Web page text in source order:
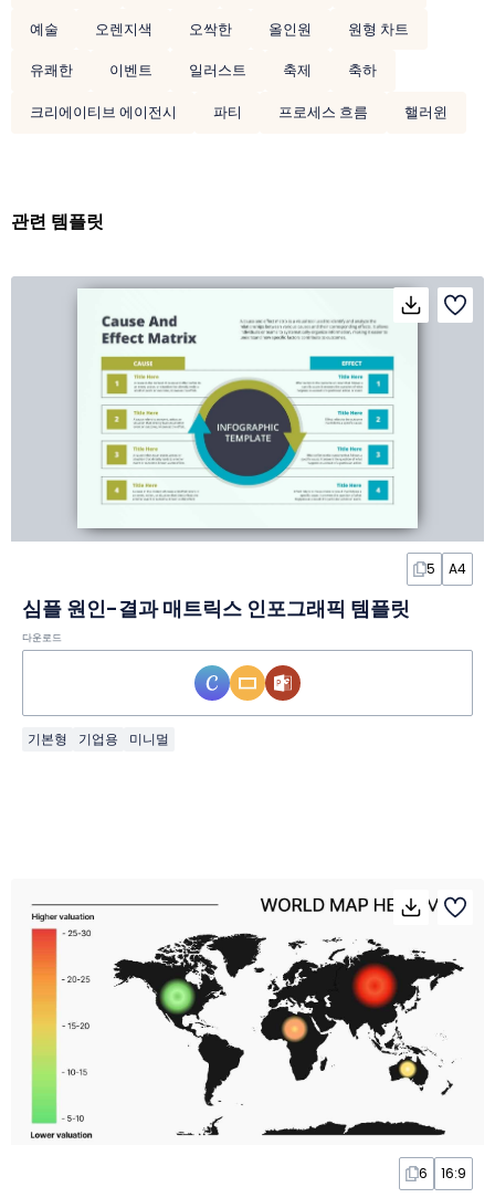
예술
오렌지색 오싹한 올인원
원형 차트
유쾌한
이벤트 일러스트 축제
축하
크리에이티브 에이전시
파티 프로세스 흐름 핼러윈
관련 템플릿
5 A4
심플 원인-결과 매트릭스 인포그래픽 템플릿
다운로드
기본형 기업용 미니멀
6 16:9